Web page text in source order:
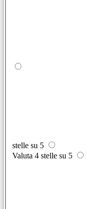
stelle su 5
Valuta 4 stelle su 5